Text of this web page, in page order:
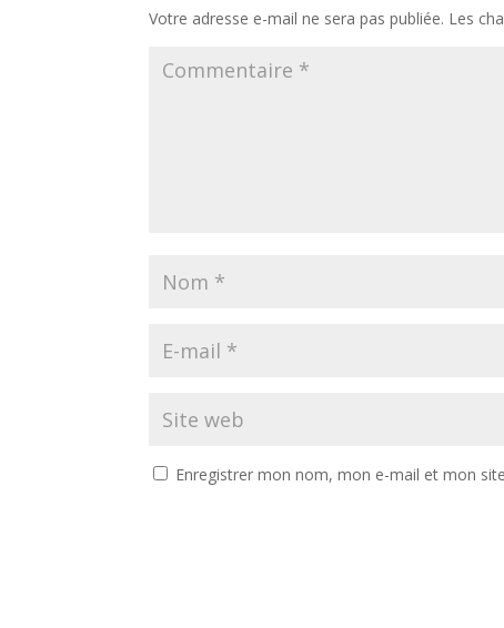
Votre adresse e-mail ne sera pas publiée. Les
Enregistrer mon nom, mon e-mail et mon